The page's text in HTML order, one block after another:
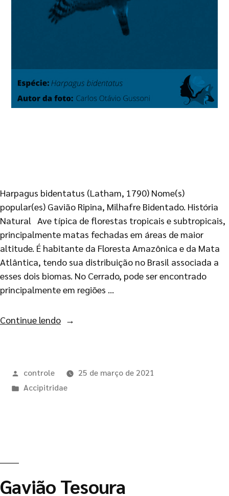
Harpagus bidentatus (Latham, 1790) Nome(s)
popular(es) Gavião Ripina, Milhafre Bidentado. História
Natural Ave típica de florestas tropicais e subtropicais,
principalmente matas fechadas em áreas de maior
altitude. É habitante da Floresta Amazônica e da Mata
Atlântica, tendo sua distribuição no Brasil associada a
esses dois biomas. No Cerrado, pode ser encontrado
principalmente em regiões …
Continue lendo
controle
25 de março de 2021
Accipitridae
Gavião Tesoura